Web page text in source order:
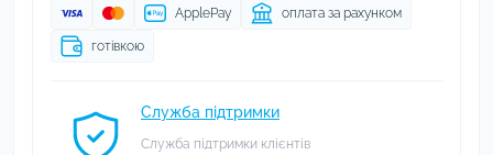
ApplePay оплата за рахунком
готівкою
Служба підтримки
Служба підтримки клієнтів